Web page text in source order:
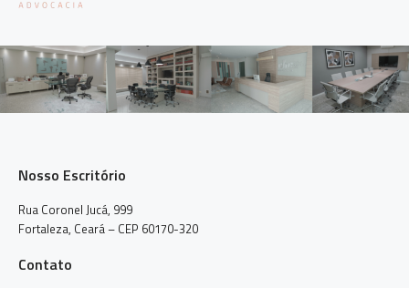
Nosso Escritório
Rua Coronel Jucá, 999
Fortaleza, Ceará – CEP 60170-320
Contato